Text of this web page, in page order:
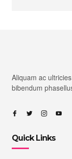
Aliquam ac
bibendum
Quick Links